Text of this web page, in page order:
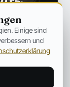
Einige sind
und